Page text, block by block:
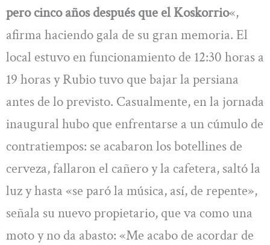
pero cinco años después que el Koskorrio«,
afirma haciendo gala de su gran memoria. El
local estuvo en funcionamiento de 12:30 horas a
19 horas y Rubio tuvo que bajar la persiana
antes de lo previsto. Casualmente, en la jornada
inaugural hubo que enfrentarse a un cúmulo de
contratiempos: se acabaron los botellines de
cerveza, fallaron el cañero y la cafetera, saltó la
luz y hasta «se paró la música, así, de repente»,
señala su nuevo propietario, que va como una
moto y no da abasto: «Me acabo de acordar de